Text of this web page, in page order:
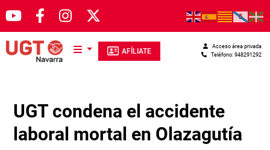
Pasar al contenido principal
AFÍLIATE Teléfono: 948291292
Acceso área privada
UGT condena el accidente
laboral mortal en Olazagutía